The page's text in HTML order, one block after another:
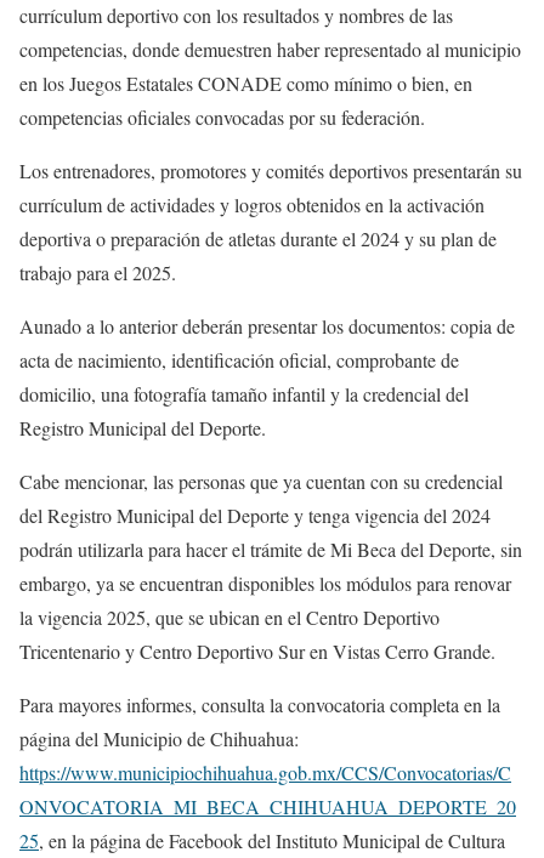
currículum deportivo con los resultados y nombres de las
competencias, donde demuestren haber representado al municipio
en los Juegos Estatales CONADE como mínimo o bien, en
competencias oficiales convocadas por su federación.
Los entrenadores, promotores y comités deportivos presentarán su
currículum de actividades y logros obtenidos en la activación
deportiva o preparación de atletas durante el 2024 y su plan de
trabajo para el 2025.
Aunado a lo anterior deberán presentar los documentos: copia de
acta de nacimiento, identificación oficial, comprobante de
domicilio, una fotografía tamaño infantil y la credencial del
Registro Municipal del Deporte.
Cabe mencionar, las personas que ya cuentan con su credencial
del Registro Municipal del Deporte y tenga vigencia del 2024
podrán utilizarla para hacer el trámite de Mi Beca del Deporte, sin
embargo, ya se encuentran disponibles los módulos para renovar
la vigencia 2025, que se ubican en el Centro Deportivo
Tricentenario y Centro Deportivo Sur en Vistas Cerro Grande.
Para mayores informes, consulta la convocatoria completa en la
página del Municipio de Chihuahua:
https://www.municipiochihuahua.gob.mx/CCS/Convocatorias/C
ONVOCATORIA_MI_BECA_CHIHUAHUA_DEPORTE_20
25, en la página de Facebook del Instituto Municipal de Cultura